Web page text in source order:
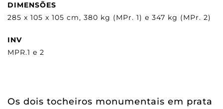
DIMENSÕES
285 x 105 x 105 cm, 380 kg (MPr. 1) e 347 kg (MPr. 2)
INV
MPR.1 e 2
Os dois tocheiros monumentais em prata